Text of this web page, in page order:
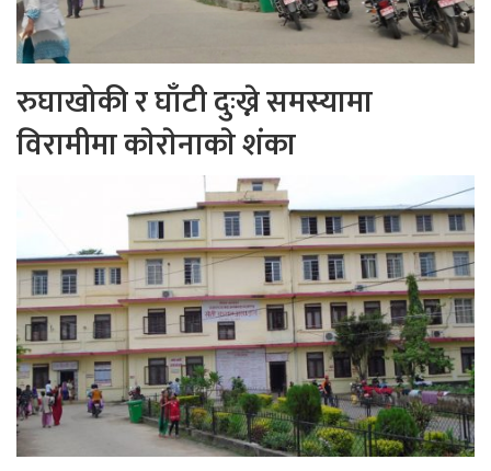
रुघाखोकी र घाँटी दुःख्ने समस्यामा
विरामीमा काेराेनाकाे शंका